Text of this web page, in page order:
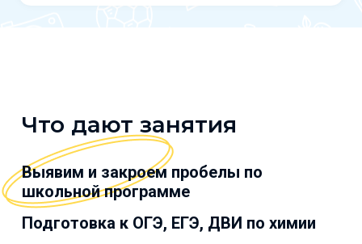
Что дают занятия
Выявим и закроем пробелы по
школьной программе
Подготовка к ОГЭ, ЕГЭ, ДВИ по химии